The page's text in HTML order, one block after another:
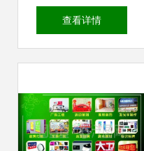
划与服务 从电梯广
面解决方案
查看详情